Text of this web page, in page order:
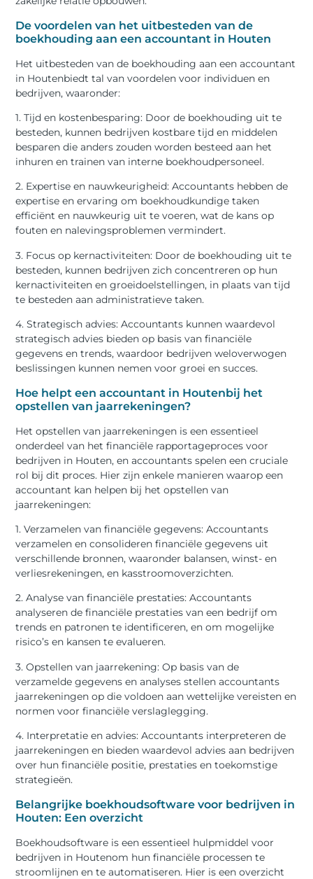
De voordelen van het uitbesteden van de
boekhouding aan een accountant in Houten
Het uitbesteden van de boekhouding aan een accountant
in Houtenbiedt tal van voordelen voor individuen en
bedrijven, waaronder:
1. Tijd en kostenbesparing: Door de boekhouding uit te
besteden, kunnen bedrijven kostbare tijd en middelen
besparen die anders zouden worden besteed aan het
inhuren en trainen van interne boekhoudpersoneel.
2. Expertise en nauwkeurigheid: Accountants hebben de
expertise en ervaring om boekhoudkundige taken
efficiënt en nauwkeurig uit te voeren, wat de kans op
fouten en nalevingsproblemen vermindert.
3. Focus op kernactiviteiten: Door de boekhouding uit te
besteden, kunnen bedrijven zich concentreren op hun
kernactiviteiten en groeidoelstellingen, in plaats van tijd
te besteden aan administratieve taken.
4. Strategisch advies: Accountants kunnen waardevol
strategisch advies bieden op basis van financiële
gegevens en trends, waardoor bedrijven weloverwogen
beslissingen kunnen nemen voor groei en succes.
Hoe helpt een accountant in Houtenbij het
opstellen van jaarrekeningen?
Het opstellen van jaarrekeningen is een essentieel
onderdeel van het financiële rapportageproces voor
bedrijven in Houten, en accountants spelen een cruciale
rol bij dit proces. Hier zijn enkele manieren waarop een
accountant kan helpen bij het opstellen van
jaarrekeningen:
1. Verzamelen van financiële gegevens: Accountants
verzamelen en consolideren financiële gegevens uit
verschillende bronnen, waaronder balansen, winst- en
verliesrekeningen, en kasstroomoverzichten.
2. Analyse van financiële prestaties: Accountants
analyseren de financiële prestaties van een bedrijf om
trends en patronen te identificeren, en om mogelijke
risico’s en kansen te evalueren.
3. Opstellen van jaarrekening: Op basis van de
verzamelde gegevens en analyses stellen accountants
jaarrekeningen op die voldoen aan wettelijke vereisten en
normen voor financiële verslaglegging.
4. Interpretatie en advies: Accountants interpreteren de
jaarrekeningen en bieden waardevol advies aan bedrijven
over hun financiële positie, prestaties en toekomstige
strategieën.
Belangrijke boekhoudsoftware voor bedrijven in
Houten: Een overzicht
Boekhoudsoftware is een essentieel hulpmiddel voor
bedrijven in Houtenom hun financiële processen te
stroomlijnen en te automatiseren. Hier is een overzicht